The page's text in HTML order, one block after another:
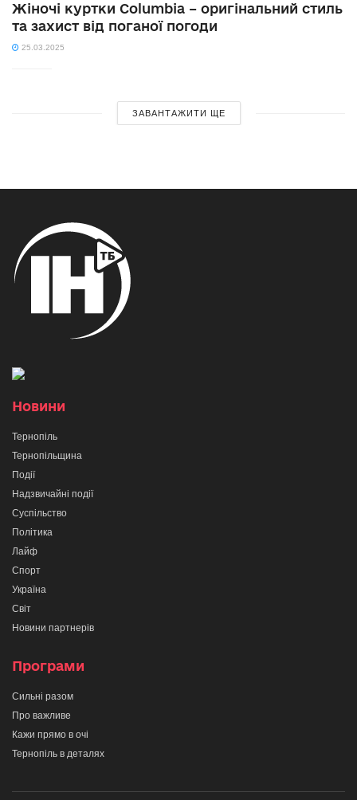
Жіночі куртки Columbia – оригінальний стиль
та захист від поганої погоди
25.03.2025
ЗАВАНТАЖИТИ ЩЕ
Новини
Тернопіль
Тернопільщина
Події
Надзвичайні події
Суспільство
Політика
Лайф
Спорт
Україна
Світ
Новини партнерів
Програми
Сильні разом
Про важливе
Кажи прямо в очі
Тернопіль в деталях